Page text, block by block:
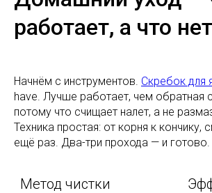
работает, а что нет
Начнём с инструментов. Скребок для
have. Лучше работает, чем обратная
потому что счищает налет, а не
Техника простая: от корня к кончику,
ещё раз. Два-три прохода — и готово.
Метод чистки